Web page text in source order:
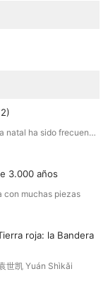
natal ha sido frecuen…
3.000 años
con muchas piezas
roja: la Bandera
世凯 Yuán Shìkǎi